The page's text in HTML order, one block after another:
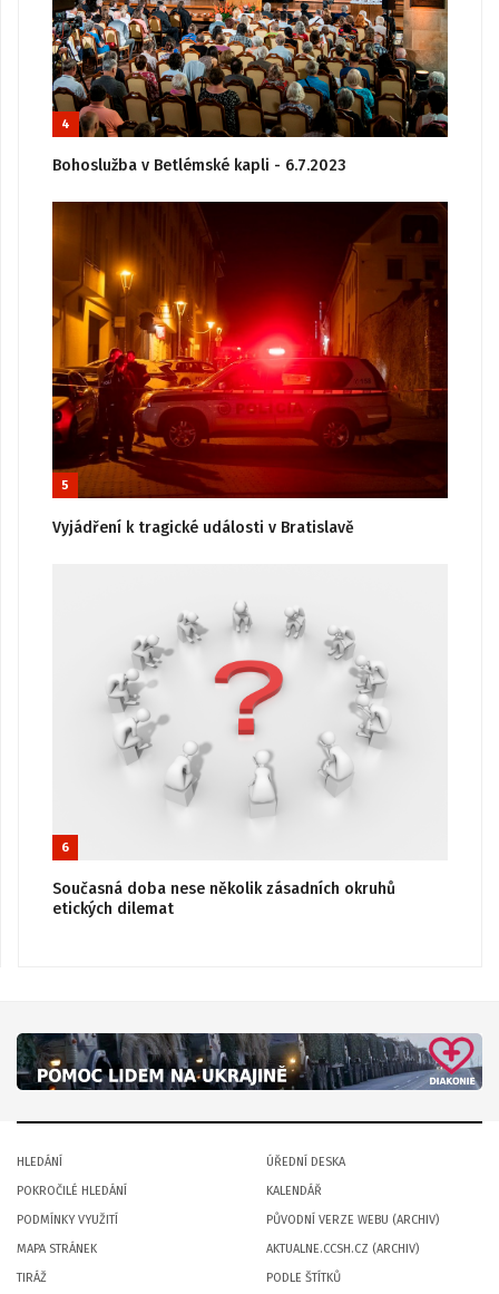
4
Bohoslužba v Betlémské kapli - 6.7.2023
5
Vyjádření k tragické události v Bratislavě
6
Současná doba nese několik zásadních okruhů
etických dilemat
HLEDÁNÍ
POKROČILÉ HLEDÁNÍ
PODMÍNKY VYUŽITÍ
MAPA STRÁNEK
TIRÁŽ
ÚŘEDNÍ DESKA
KALENDÁŘ
PŮVODNÍ VERZE WEBU (ARCHIV)
AKTUALNE.CCSH.CZ (ARCHIV)
PODLE ŠTÍTKŮ